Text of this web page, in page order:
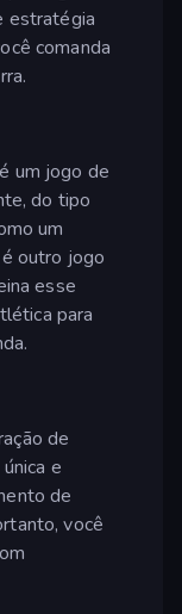
estratégia
comanda
é um jogo de
do tipo
um
é outro jogo
esse
para
de
e
de
você